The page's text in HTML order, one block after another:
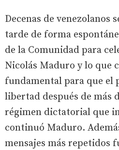
Decenas de venezolanos
tarde de forma
de la Comunidad para
Nicolás Maduro y lo que
fundamental para que el
libertad después de más
régimen dictatorial que
continuó Maduro.
mensajes más repetidos